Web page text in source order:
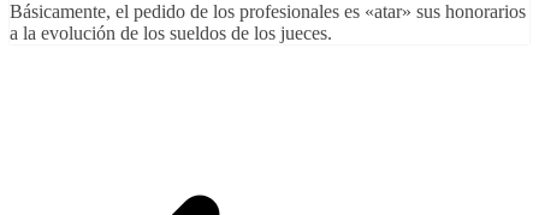
Básicamente, el pedido de los profesionales es «atar» sus honorarios
a la evolución de los sueldos de los jueces.